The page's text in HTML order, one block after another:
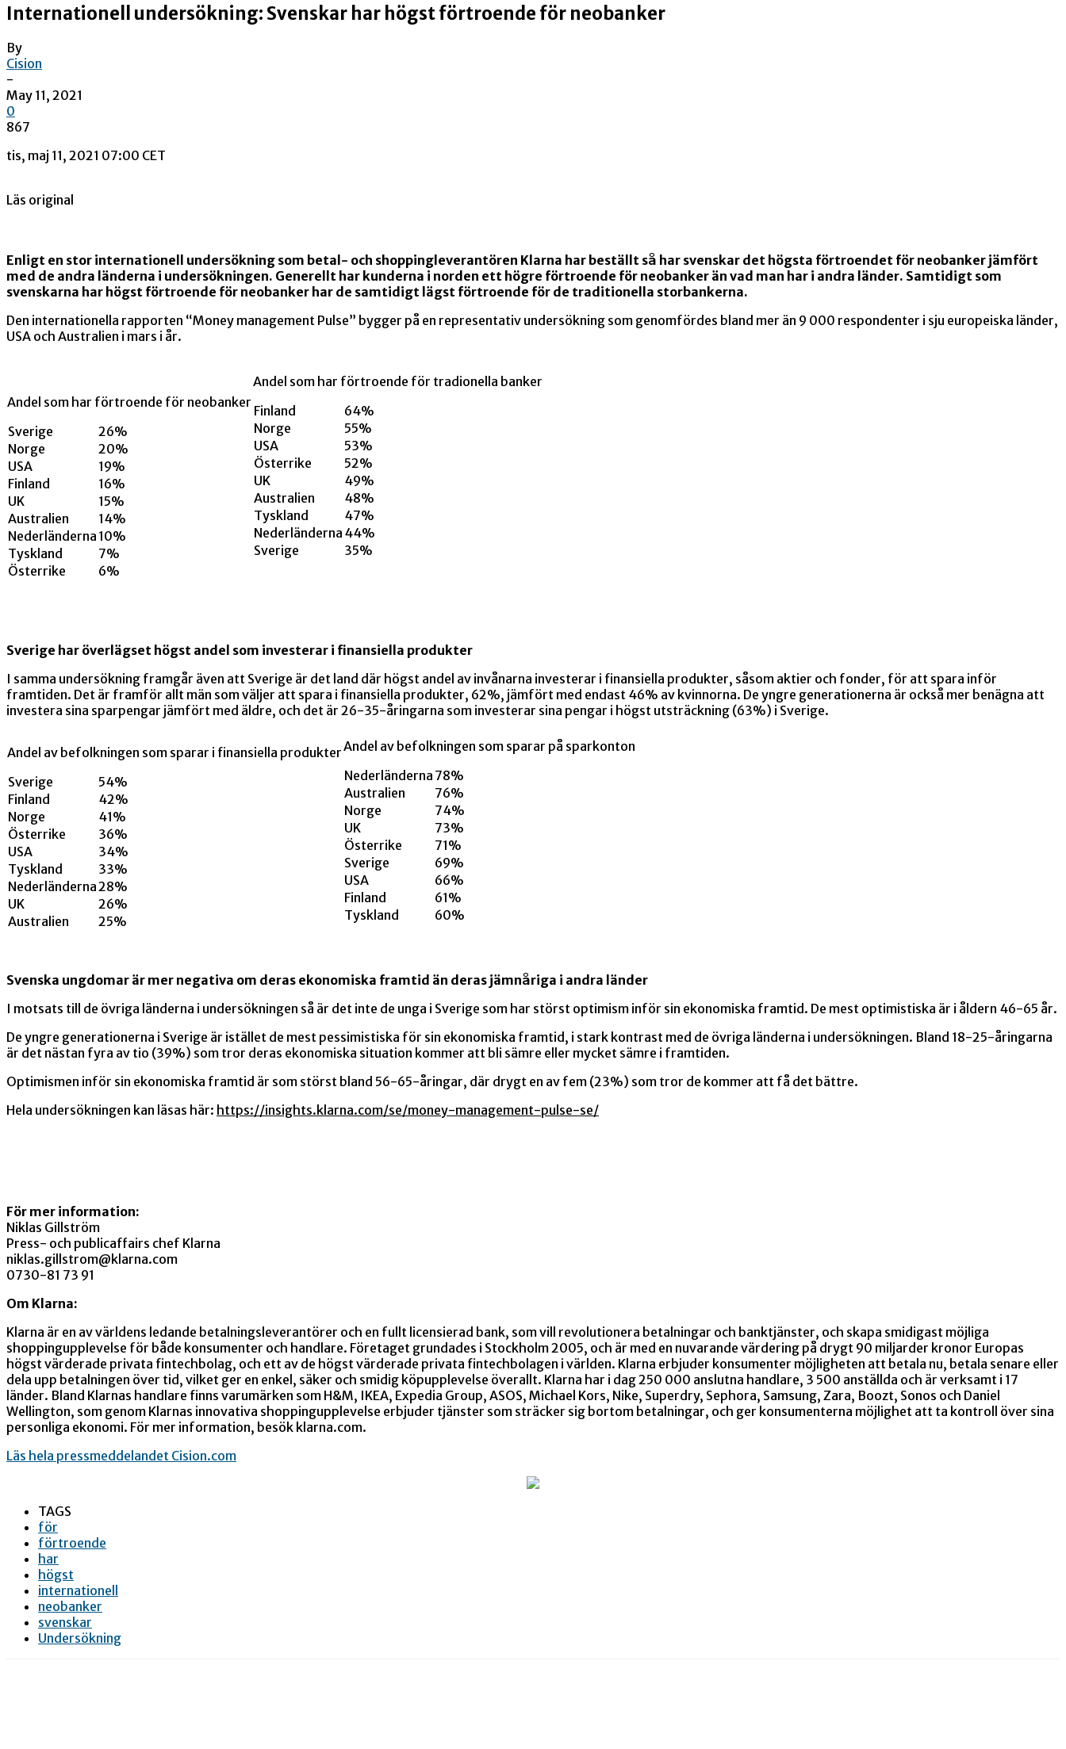
Internationell undersökning: Svenskar har högst förtroende för neobanker
By
Cision
-
May 11, 2021
0
867
tis, maj 11, 2021 07:00 CET
Läs original
Enligt en stor internationell undersökning som betal- och shoppingleverantören Klarna har beställt så har svenskar det högsta förtroendet för neobanker jämfört
med de andra länderna i undersökningen. Generellt har kunderna i norden ett högre förtroende för neobanker än vad man har i andra länder. Samtidigt som
svenskarna har högst förtroende för neobanker har de samtidigt lägst förtroende för de traditionella storbankerna.
Den internationella rapporten “Money management Pulse” bygger på en representativ undersökning som genomfördes bland mer än 9 000 respondenter i sju europeiska länder,
USA och Australien i mars i år.
Andel som har förtroende för neobanker
Sverige
26%
Norge
20%
USA
19%
Finland
16%
UK
15%
Australien
14%
Nederländerna 10%
Tyskland
7%
Österrike
6%
Andel som har förtroende för tradionella banker
Finland
64%
Norge
55%
USA
53%
Österrike
52%
UK
49%
Australien
48%
Tyskland
47%
Nederländerna 44%
Sverige
35%
Sverige har överlägset högst andel som investerar i finansiella produkter
I samma undersökning framgår även att Sverige är det land där högst andel av invånarna investerar i finansiella produkter, såsom aktier och fonder, för att spara inför
framtiden. Det är framför allt män som väljer att spara i finansiella produkter, 62%, jämfört med endast 46% av kvinnorna. De yngre generationerna är också mer benägna att
investera sina sparpengar jämfört med äldre, och det är 26-35-åringarna som investerar sina pengar i högst utsträckning (63%) i Sverige.
Andel av befolkningen som sparar i finansiella produkter
Sverige
54%
Finland
42%
Norge
41%
Österrike
36%
USA
34%
Tyskland
33%
Nederländerna28%
UK
26%
Australien
25%
Andel av befolkningen som sparar på sparkonton
Nederländerna 78%
Australien
76%
Norge
74%
UK
73%
Österrike
71%
Sverige
69%
USA
66%
Finland
61%
Tyskland
60%
Svenska ungdomar är mer negativa om deras ekonomiska framtid än deras jämnåriga i andra länder
I motsats till de övriga länderna i undersökningen så är det inte de unga i Sverige som har störst optimism inför sin ekonomiska framtid. De mest optimistiska är i åldern 46-65 år.
De yngre generationerna i Sverige är istället de mest pessimistiska för sin ekonomiska framtid, i stark kontrast med de övriga länderna i undersökningen. Bland 18-25-åringarna
är det nästan fyra av tio (39%) som tror deras ekonomiska situation kommer att bli sämre eller mycket sämre i framtiden.
Optimismen inför sin ekonomiska framtid är som störst bland 56-65-åringar, där drygt en av fem (23%) som tror de kommer att få det bättre.
Hela undersökningen kan läsas här: https://insights.klarna.com/se/money-management-pulse-se/
För mer information:
Niklas Gillström
Press- och publicaffairs chef Klarna
niklas.gillstrom@klarna.com
0730-81 73 91
Om Klarna:
Klarna är en av världens ledande betalningsleverantörer och en fullt licensierad bank, som vill revolutionera betalningar och banktjänster, och skapa smidigast möjliga
shoppingupplevelse för både konsumenter och handlare. Företaget grundades i Stockholm 2005, och är med en nuvarande värdering på drygt 90 miljarder kronor Europas
högst värderade privata fintechbolag, och ett av de högst värderade privata fintechbolagen i världen. Klarna erbjuder konsumenter möjligheten att betala nu, betala senare eller
dela upp betalningen över tid, vilket ger en enkel, säker och smidig köpupplevelse överallt. Klarna har i dag 250 000 anslutna handlare, 3 500 anställda och är verksamt i 17
länder. Bland Klarnas handlare finns varumärken som H&M, IKEA, Expedia Group, ASOS, Michael Kors, Nike, Superdry, Sephora, Samsung, Zara, Boozt, Sonos och Daniel
Wellington, som genom Klarnas innovativa shoppingupplevelse erbjuder tjänster som sträcker sig bortom betalningar, och ger konsumenterna möjlighet att ta kontroll över sina
personliga ekonomi. För mer information, besök klarna.com.
Läs hela pressmeddelandet Cision.com
TAGS
för
förtroende
har
högst
internationell
neobanker
svenskar
Undersökning